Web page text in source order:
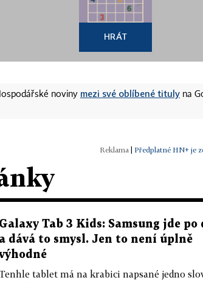
HRÁT
noviny mezi své oblíbené tituly na
| Předplatné HN+ je
Galaxy Tab 3 Kids: Samsung jde po
a dává to smysl. Jen to není úplně
tablet má na krabici napsané jedno